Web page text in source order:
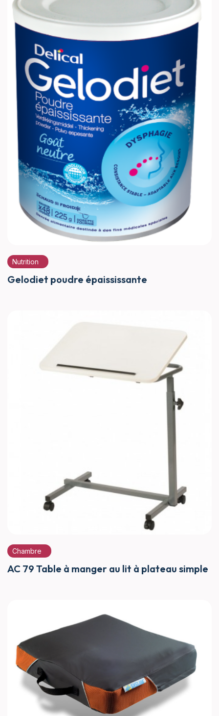
Nutrition
Gelodiet poudre épaississante
Chambre
AC 79 Table à manger au lit à plateau simple